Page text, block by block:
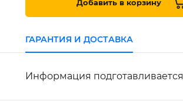
Добавить в корзину
ГАРАНТИЯ И ДОСТАВКА
Информация подготавливается